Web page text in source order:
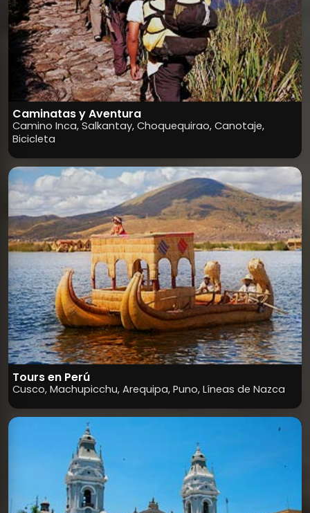
Caminatas y Aventura
Camino Inca, Salkantay, Choquequirao, Canotaje,
Bicicleta
Tours en Perú
Cusco, Machupicchu, Arequipa, Puno, Líneas de Nazca